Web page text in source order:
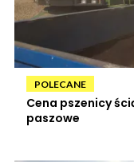
POLECANE
Cena pszenicy
paszowe